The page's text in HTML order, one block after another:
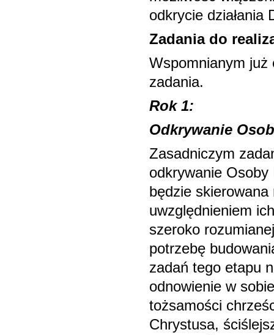
odkrycie działania
Zadania do
Wspomnianym już
zadania.
Rok 1:
Odkrywanie
Zasadniczym
odkrywanie
będzie
uwzględnieniem
szeroko
potrzebę
zadań tego etapu
odnowienie w
tożsamości
Chrystusa,